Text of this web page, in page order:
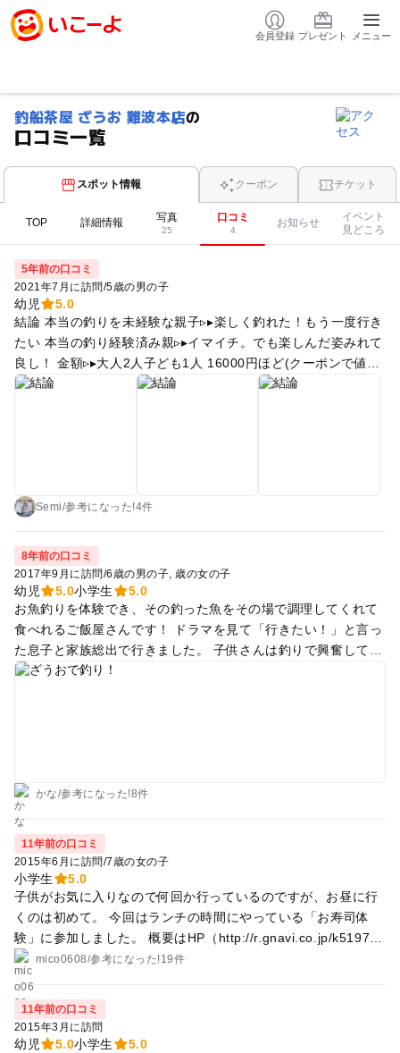
会員登録 プレゼント メニュー
釣船茶屋 ざうお 難波本店の
口コミ一覧
スポット情報 クーポン チケット
TOP 詳細情報 写真
25
口コミ
4
お知らせ
イベント
見どころ
5年前の口コミ
2021年7月に訪問/5歳の男の子
幼児
5.0
結論 本当の釣りを未経験な親子▹▸ 楽しく釣れた！もう一度行き
たい 本当の釣り経験済み親▹▸ イマイチ。でも楽しんだ姿みれて
良し！ 金額▹▸ 大人2人子ども1人 16000円ほど(クーポンで値引
き後14000円ほど) 釣ったもの 鯛、平目、鯵、エビ5匹、さざえ
経験者からするとガッカリした様子 でも小さな未経験の子ども
によっても元気に暴れることもあればしれーっと無防備な姿で
釣られちゃう魚もいて面白いなぁと未経験親は思いました。 釣
りをしている最中も楽しそうで、はやく！網！この魚釣れそう
だな〜とお話しながら楽しんでいる様子。 その後調理法を選
び、普段おさかなをあまり食べない子がよく食べていました。
自分で釣った魚はおいしかったようで次も行くぞー！っておお
はしゃぎ。 お子様メニュー(おもちゃ付き)もありそちらも何種
いたりと新鮮な状態で食べられるので嬉しいです。 とても店内
広くまたおもしろアイスドリンクがあったり屋台などで見かけ
るひかるドリンクもあり 色々な楽しみ方できるなと思いまし
た。次回はお寿司屋さんやってみたいなぁと。
Semi/参考に なった!4件
8年前の口コミ
2017年9月に訪問/6歳の男の子 歳の女の子
幼児 5.0小学生
5.0
お魚釣りを体験でき、その釣った魚をその場で調理してくれて
食べれるご飯屋さんです！ ドラマを見て「行きたい！」と言っ
た息子と家族総出で行きました。 子供さんは釣りで興奮してと
ても楽しめると思います！ すぐ釣れるわけではないのですが、
かな/参考に なった!8件
11年前の口コミ
2015年6月に訪問/7歳の女の子
小学生
5.0
子供がお気に入りなので何回か行っているのですが、お昼に行
くのは初めて。 今回はランチの時間にやっている「お寿司体
験」に参加しました。 概要はHP（http://r.gnavi.co.jp/k51970
0/menu3/）を見てください。 お寿司を自分で握って、Tシャツ
を貰えて2000円。自分で握ったお寿司は苦手なものでも食べら
れるらしく、食べられるネタの数が広がりました。 HPには書
いていませんが、今回もらったTシャツを着ていくと、次回の
お寿司体験は500円になり、かつソフトクリームが食べ放題に
mico0608/参考に なった!19件
11年前の口コミ
2015年3月に訪問
幼児 5.0小学生
5.0